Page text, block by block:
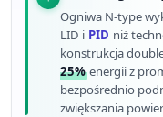
Ogniwa N-type
LID i PID niż
konstrukcja
25% energii z
bezpośrednio
zwiększania